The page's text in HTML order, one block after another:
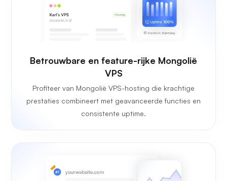
Betrouwbare en feature-rijke Mongolië
VPS
Profiteer van Mongolië VPS-hosting die krachtige
prestaties combineert met geavanceerde functies en
consistente uptime.